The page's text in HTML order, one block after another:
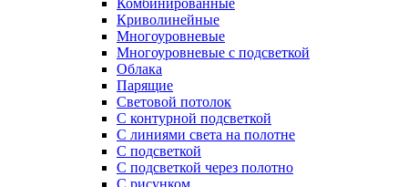
Комбинированные
Криволинейные
Многоуровневые
Многоуровневые с подсветкой
Облака
Парящие
Световой потолок
С контурной подсветкой
С линиями света на полотне
С подсветкой
С подсветкой через полотно
С рисунком